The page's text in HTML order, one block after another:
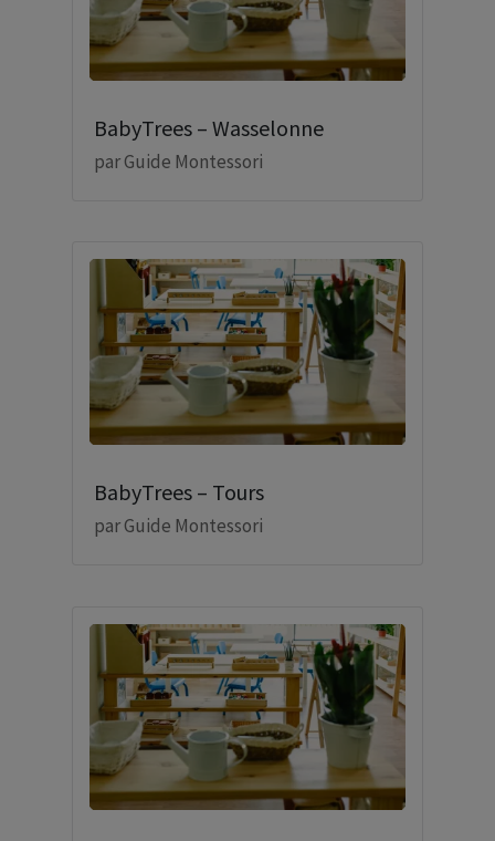
BabyTrees – Wasselonne
parGuide Montessori
BabyTrees – Tours
parGuide Montessori